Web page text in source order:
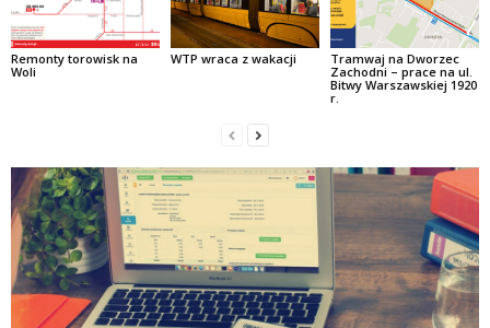
Remonty torowisk na
Woli
WTP wraca z wakacji
Tramwaj na Dworzec
Zachodni – prace na ul.
Bitwy Warszawskiej 1920
r.